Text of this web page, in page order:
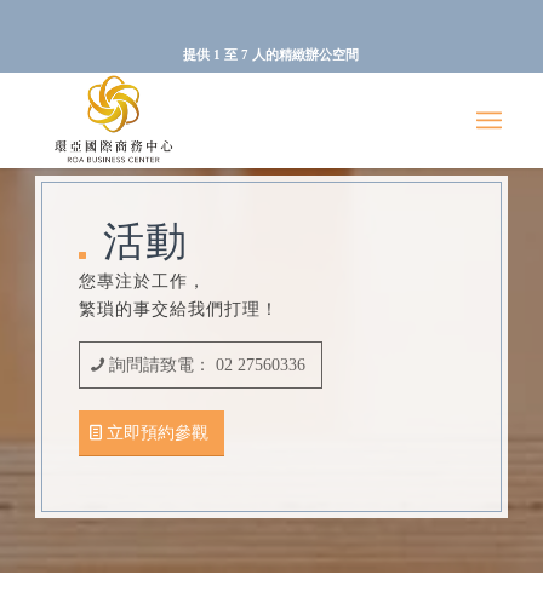
提供 1 至 7 人的精緻辦公空間
活動
您專注於工作，
繁瑣的事交給我們打理！
詢問請致電： 02 27560336
立即預約參觀